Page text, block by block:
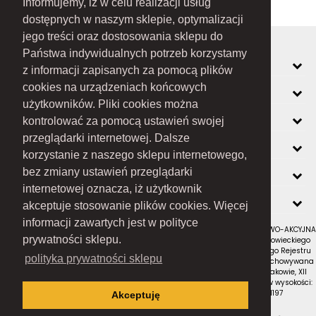
Informujemy, iż w celu realizacji usług
dostępnych w naszym sklepie, optymalizacji
jego treści oraz dostosowania sklepu do
Państwa indywidualnych potrzeb korzystamy
z informacji zapisanych za pomocą plików
cookies na urządzeniach końcowych
użytkowników. Pliki cookies można
kontrolować za pomocą ustawień swojej
przeglądarki internetowej. Dalsze
korzystanie z naszego sklepu internetowego,
bez zmiany ustawień przeglądarki
internetowej oznacza, iż użytkownik
akceptuje stosowanie plików cookies. Więcej
informacji zawartych jest w polityce
prywatności sklepu.
polityka prywatności sklepu
Akceptuję
MOJE KONTO
INFORMACJE
O FIRMIE
ZOBACZ RÓWNIEŻ
KONTAKT
NEWSLETTER
RAMEX SPÓŁKA Z OGRANICZONĄ ODPOWIEDZIALNOŚCIĄ SPÓŁKA KOMANDYTOWO-AKCYJNA
z siedzibą w Nowym Sączu (adres siedziby i adres do doręczeń: ul. Wiśniowieckiego
123 C, 33-300 Nowy Sącz); wpisana do Rejestru Przedsiębiorców Krajowego Rejestru
Sądowego pod numerem KRS 0000434051; sąd rejestrowy, w którym przechowywana
jest dokumentacja spółki: Sąd Rejonowy dla Krakowa-Śródmieścia w Krakowie, XII
Wydział Gospodarczy Krajowego Rejestru Sądowego; kapitał zakładowy w wysokości:
10 050 000 zł, w całości opłacony; NIP: 7343516936; REGON: 122671197